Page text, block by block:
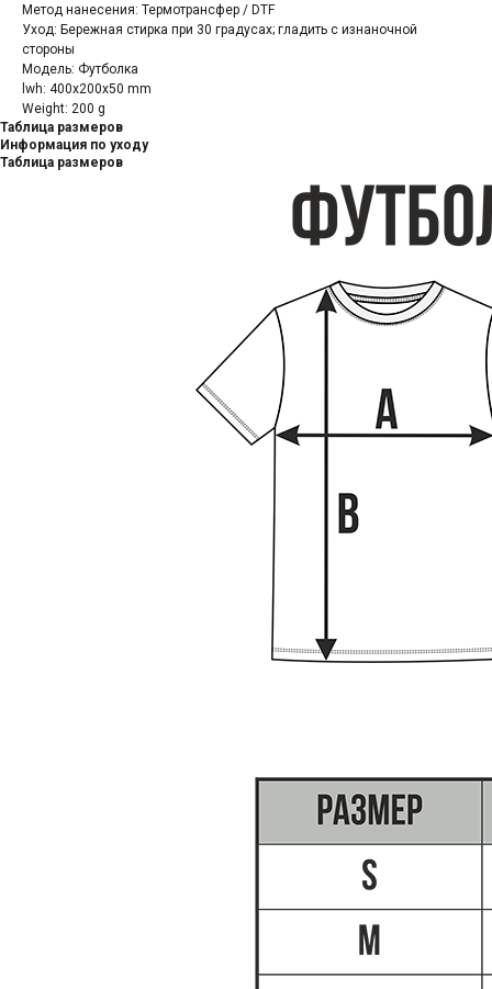
Метод нанесения: Термотрансфер / DTF
Уход: Бережная стирка при 30 градусах; гладить с изнаночной
стороны
Модель: Футболка
lwh: 400x200x50 mm
Weight: 200 g
Таблица размеров
Информация по уходу
Таблица размеров